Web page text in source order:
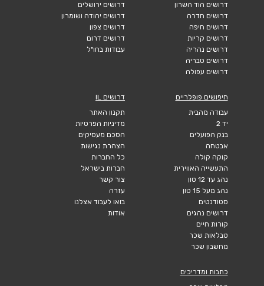
דרושים הוד השרון
דרושים חדרה
דרושים חיפה
דרושים קריות
דרושים נהריה
דרושים טבריה
דרושים עפולה
דרושים ירושלים
דרושים יהודה ושומרון
דרושים צפון
דרושים דרום
עבודות בחו"ל
חיפושים פופלריים
עבודה מהבית
יד 2
בנק הפועלים
אבטחה
קוקה קולה
התעשייה האווירית
נהג עד 12 טון
נהג מעל 15 טון
סטודנטים
דרושים נהגים
קורות חיים
טבלאות שכר
מחשבון שכר
דרושים IL
תקנון האתר
מדיניות הפרטיות
הסכם מעסיקים
הצהרת נגישות
כל החברות
חברות בישראל
צור קשר
עזרה
בואו לעבוד אצלנו
אודות
כתבות ומדריכים